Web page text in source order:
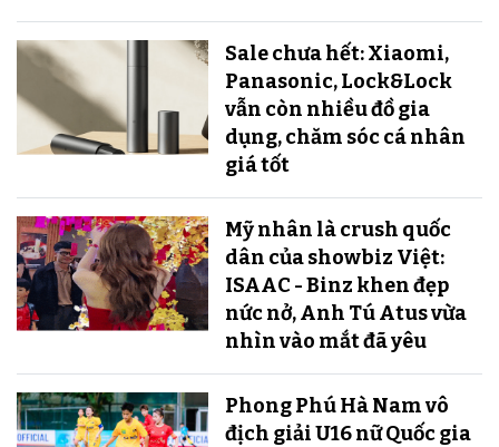
Sale chưa hết: Xiaomi,
Panasonic, Lock&Lock
vẫn còn nhiều đồ gia
dụng, chăm sóc cá nhân
giá tốt
Mỹ nhân là crush quốc
dân của showbiz Việt:
ISAAC - Binz khen đẹp
nức nở, Anh Tú Atus vừa
nhìn vào mắt đã yêu
Phong Phú Hà Nam vô
địch giải U16 nữ Quốc gia